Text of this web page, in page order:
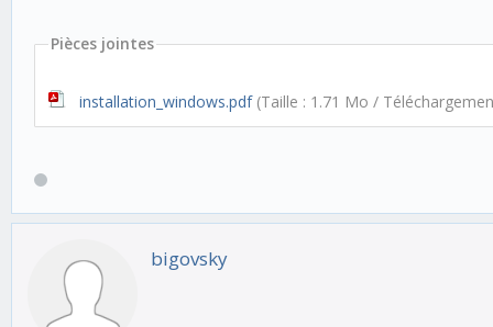
Pièces jointes
installation_windows.pdf(Taille : 1.71 Mo /
bigovsky